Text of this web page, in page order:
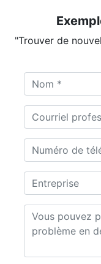
"Trouver de